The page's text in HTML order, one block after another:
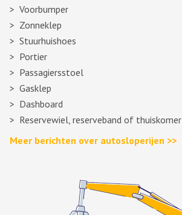
Voorbumper
Zonneklep
Stuurhuishoes
Portier
Passagiersstoel
Gasklep
Dashboard
Reservewiel, reserveband of thuiskomer
Meer berichten over autosloperijen >>